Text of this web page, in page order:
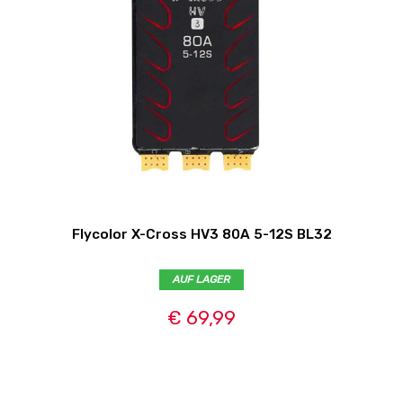
Flycolor X-Cross HV3 80A 5-12S BL32
AUF LAGER
€ 69,99